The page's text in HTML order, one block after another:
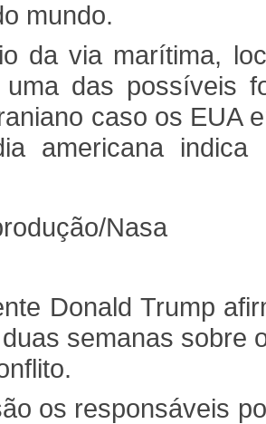
mundo.
da via marítima,
das possíveis
caso os EUA
americana indica
Nasa
Donald Trump
semanas sobre
os responsáveis